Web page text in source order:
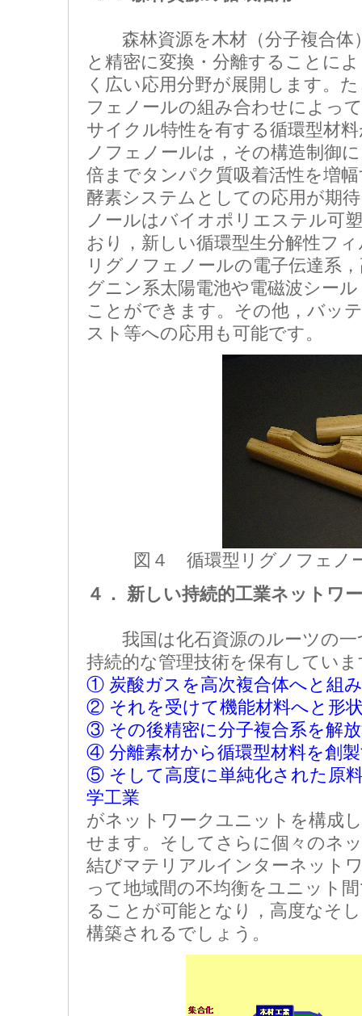
森林資源を木材（分子複合体
と精密に変換・分離することに
く広い応用分野が展開します。
フェノールの組み合わせによっ
サイクル特性を有する循環型材
ノフェノールは，その構造制御
倍までタンパク質吸着活性を増
酵素システムとしての応用が期
ノールはバイオポリエステル可
おり，新しい循環型生分解性フ
リグノフェノールの電子伝達系
グニン系太陽電池や電磁波シー
ことができます。その他，バッ
スト等への応用も可能です。
図４ 循環型リグノフェノ
４． 新しい持続的工業ネットワ
我国は化石資源のルーツの一
持続的な管理技術を保有していま
① 炭酸ガスを高次複合体へと組
② それを受けて機能材料へと形
③ その後精密に分子複合系を解
④ 分離素材から循環型材料を創
⑤ そして高度に単純化された原
学工業
がネットワークユニットを構成
せます。そしてさらに個々のネ
結びマテリアルインターネット
って地域間の不均衡をユニット
ることが可能となり，高度なそ
構築されるでしょう。